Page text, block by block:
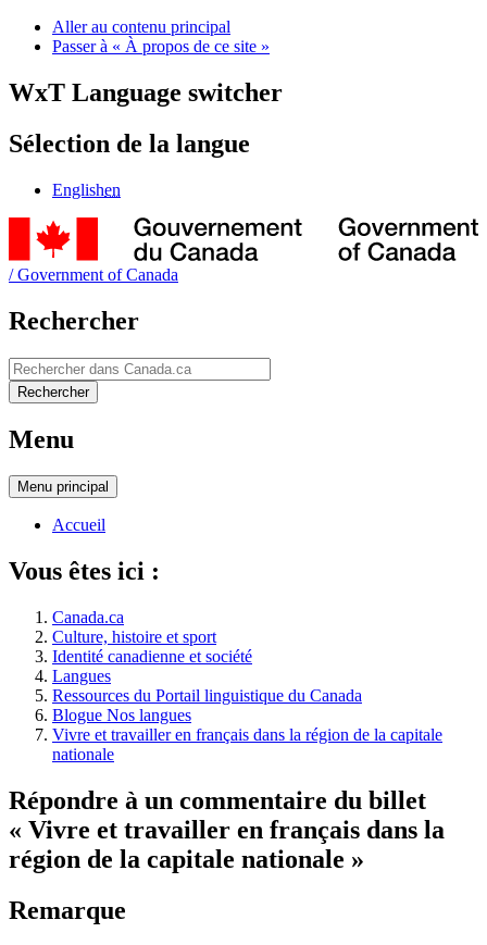
Aller au contenu principal
Passer à « À propos de ce site »
WxT Language switcher
Sélection de la langue
Englishen
/Government of Canada
Rechercher
Rechercher
Rechercher
Menu
Menu principal
Accueil
Vous êtes ici :
Canada.ca
Culture, histoire et sport
Identité canadienne et société
Langues
Ressources du Portail linguistique du Canada
Blogue Nos langues
Vivre et travailler en français dans la région de la capitale
nationale
Répondre à un commentaire du billet
« Vivre et travailler en français dans la
région de la capitale nationale »
Remarque